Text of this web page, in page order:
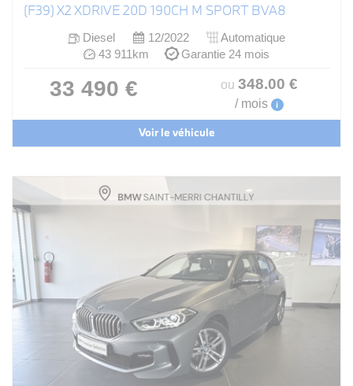
(F39) X2 XDRIVE 20D 190CH M SPORT BVA8
Diesel 12/2022
Automatique
43 911km
Garantie 24 mois
33 490 € ou 348.00 €
/ mois i
Voir le véhicule